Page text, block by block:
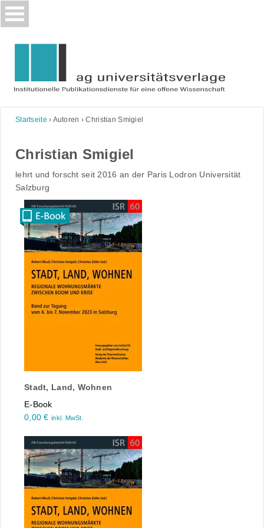
Skip
to
Startseite › Autoren ›Christian Smigiel
Christian Smigiel
lehrt und forscht seit 2016 an der Paris Lodron Universität
Salzburg
Stadt, Land, Wohnen
E-Book
0,00€ inkl. MwSt.